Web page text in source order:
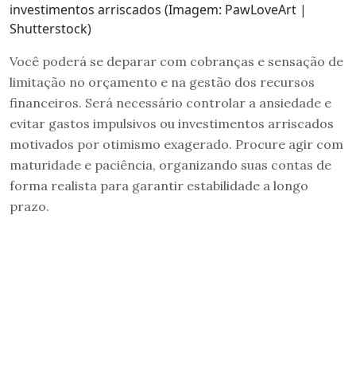
investimentos arriscados (Imagem: PawLoveArt |
Shutterstock)
Você poderá se deparar com cobranças e sensação de
limitação no orçamento e na gestão dos recursos
financeiros. Será necessário controlar a ansiedade e
evitar gastos impulsivos ou investimentos arriscados
motivados por otimismo exagerado. Procure agir com
maturidade e paciência, organizando suas contas de
forma realista para garantir estabilidade a longo
prazo.